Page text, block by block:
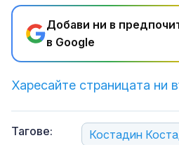
Добави ни в
в Google
Харесайте страницата ни
Тагове: Костадин